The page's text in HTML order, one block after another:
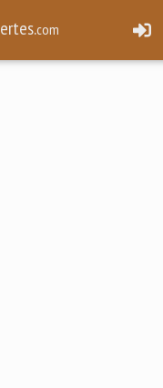
com